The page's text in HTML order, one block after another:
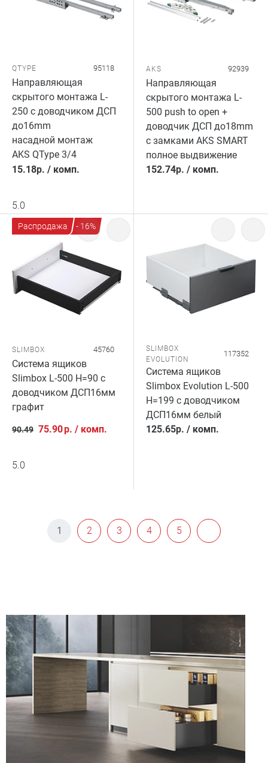
QTYPE 95118
Направляющая
скрытого монтажа L-
250 с доводчиком ДСП
до16mm
насадной монтаж
AKS QType 3/4
15.18р. / комп.
5.0
AKS 92939
Направляющая
скрытого монтажа L-
500 push to open +
доводчик ДСП до18mm
с замками AKS SMART
полное выдвижение
152.74р. / комп.
Распродажа - 16%
SLIMBOX 45760
Система ящиков
Slimbox L-500 H=90 с
доводчиком ДСП16мм
графит
90.49 75.90р. / комп.
5.0
SLIMBOX
EVOLUTION
117352
Система ящиков
Slimbox Evolution L-500
H=199 с доводчиком
ДСП16мм белый
125.65р. / комп.
1 2 3 4 5